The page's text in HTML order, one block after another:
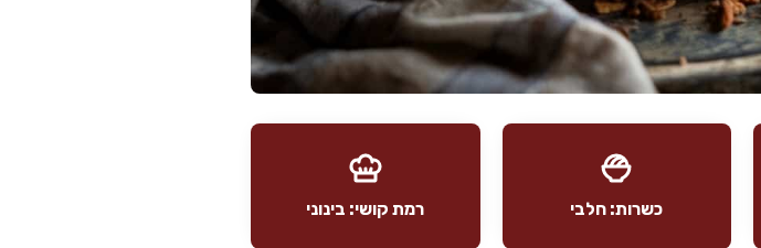
כשרות: חלבי רמת קושי: בינוני